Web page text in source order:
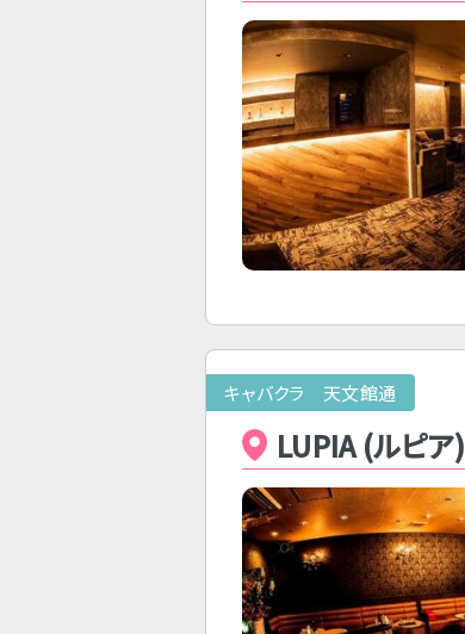
キャバクラ 天文館通
LUPIA (ルピア)